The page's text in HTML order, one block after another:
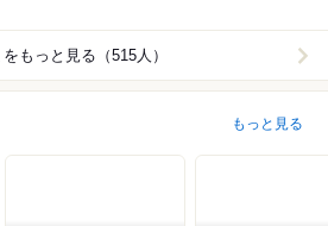
もっと見る（515人）
もっと見る